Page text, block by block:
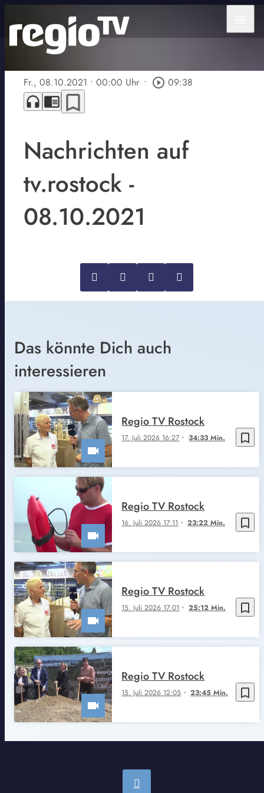
Fr., 08.10.2021 • 00:00 Uhr • play_circle_outline 09:38
headphones chrome_reader_mode bookmark_border
Nachrichten auf
tv.rostock -
08.10.2021
Das könnte Dich auch
interessieren
bookmark_border
17. Juli 2026 16:27 34:33 Min.
Regio TV Rostock
bookmark_border
16. Juli 2026 17:11 23:22 Min.
Regio TV Rostock
bookmark_border
15. Juli 2026 17:01 25:12 Min.
Regio TV Rostock
bookmark_border
15. Juli 2026 12:05 23:45 Min.
Regio TV Rostock